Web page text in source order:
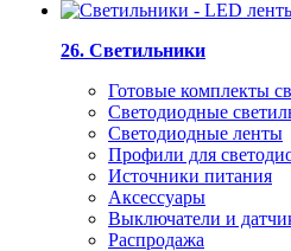
26. Светильники
Готовые комплекты
Светодиодные
Светодиодные ленты
Профили для
Источники питания
Аксессуары
Выключатели и
Распродажа